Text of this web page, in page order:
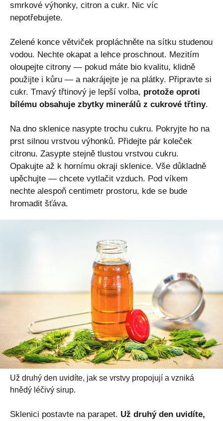
smrkové výhonky, citron a cukr. Nic víc
nepotřebujete.
Zelené konce větviček propláchněte na sítku studenou
vodou. Nechte okapat a lehce proschnout. Mezitím
oloupejte citrony — pokud máte bio kvalitu, klidně
použijte i kůru — a nakrájejte je na plátky. Připravte si
cukr. Tmavý třtinový je lepší volba, protože oproti
bílému obsahuje zbytky minerálů z cukrové třtiny.
Na dno sklenice nasypte trochu cukru. Pokryjte ho na
prst silnou vrstvou výhonků. Přidejte pár koleček
citronu. Zasypte stejně tlustou vrstvou cukru.
Opakujte až k hornímu okraji sklenice. Vše důkladně
upěchujte — chcete vytlačit vzduch. Pod víkem
nechte alespoň centimetr prostoru, kde se bude
hromadit šťáva.
Už druhý den uvidíte, jak se vrstvy propojují a vzniká
hnědý léčivý sirup.
Sklenici postavte na parapet. Už druhý den uvidíte,